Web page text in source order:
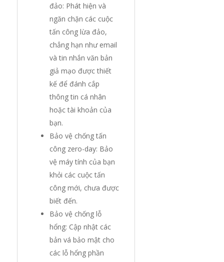
đảo: Phát hiện và
ngăn chặn các cuộc
tấn công lừa đảo,
chẳng hạn như email
và tin nhắn văn bản
giả mạo được thiết
kế để đánh cắp
thông tin cá nhân
hoặc tài khoản của
bạn.
Bảo vệ chống tấn
công zero-day: Bảo
vệ máy tính của bạn
khỏi các cuộc tấn
công mới, chưa được
biết đến.
Bảo vệ chống lỗ
hổng: Cập nhật các
bản vá bảo mật cho
các lỗ hổng phần